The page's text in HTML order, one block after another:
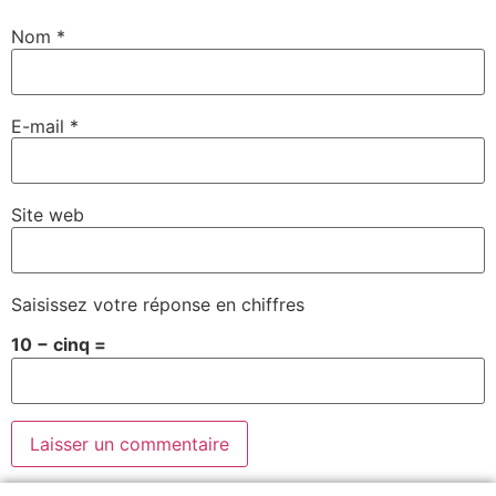
Nom *
E-mail *
Site web
Saisissez votre réponse en chiffres
10 − cinq =